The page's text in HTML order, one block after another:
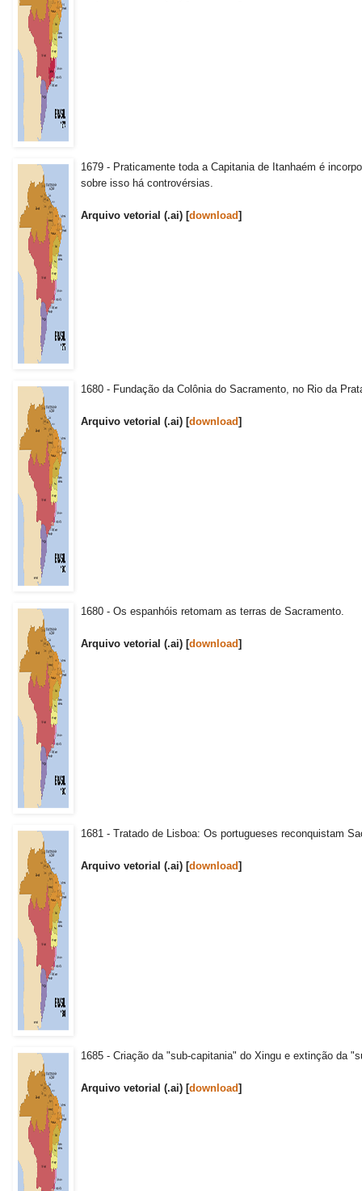
1679 - Praticamente toda a Capitania de Itanhaém é
sobre isso há controvérsias.
Arquivo vetorial (.ai) [download]
1680 - Fundação da Colônia do Sacramento, no Rio da
Arquivo vetorial (.ai) [download]
1680 - Os espanhóis retomam as terras de Sacramento.
Arquivo vetorial (.ai) [download]
1681 - Tratado de Lisboa: Os portugueses reconquistam
Arquivo vetorial (.ai) [download]
1685 - Criação da "sub-capitania" do Xingu e extinção da
Arquivo vetorial (.ai) [download]